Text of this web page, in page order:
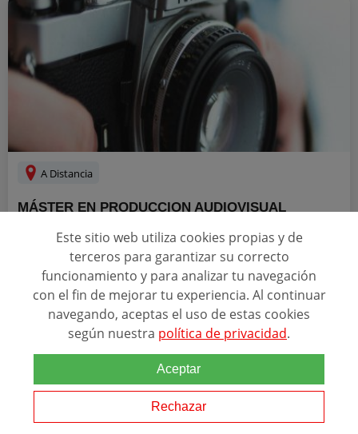
A Distancia
MÁSTER EN PRODUCCION AUDIOVISUAL
Relacionado con esta temática
MASTER EN PRODUCCIONAUDIOVISUAL El vídeo es una
herramienta muy útil en el ámbito empresarial, institucional o
educativo, entre otros, y su uso y aplicación cobra aún mayor
relevancia para los profesionales que se dedican...
SOLICITAR INFORMACIÓN
Este sitio web utiliza cookies propias y de
terceros para garantizar su correcto
funcionamiento y para analizar tu navegación
con el fin de mejorar tu experiencia. Al continuar
navegando, aceptas el uso de estas cookies
según nuestra política de privacidad.
Aceptar
Rechazar